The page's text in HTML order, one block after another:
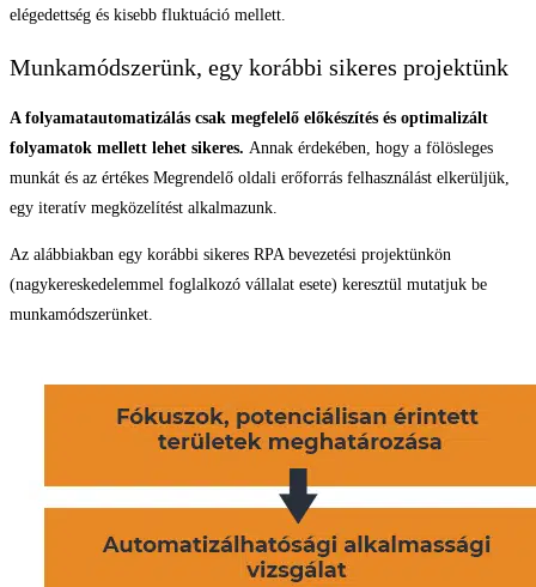
elégedettség és kisebb fluktuáció mellett.
Munkamódszerünk, egy korábbi sikeres projektünk
A folyamatautomatizálás csak megfelelő előkészítés és optimalizált
folyamatok mellett lehet sikeres. Annak érdekében, hogy a fölösleges
munkát és az értékes Megrendelő oldali erőforrás felhasználást elkerüljük,
egy iteratív megközelítést alkalmazunk.
Az alábbiakban egy korábbi sikeres RPA bevezetési projektünkön
(nagykereskedelemmel foglalkozó vállalat esete) keresztül mutatjuk be
munkamódszerünket.